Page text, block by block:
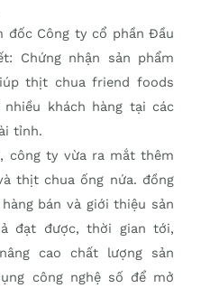
đốc Công ty cổ phần Đầu
Chứng nhận sản phẩm
thịt chua friend foods
khách hàng tại các
tỉnh.
công ty vừa ra mắt thêm
thịt chua ống nứa. đồng
bán và giới thiệu sản
đạt được, thời gian tới,
cao chất lượng sản
công nghệ số để mở